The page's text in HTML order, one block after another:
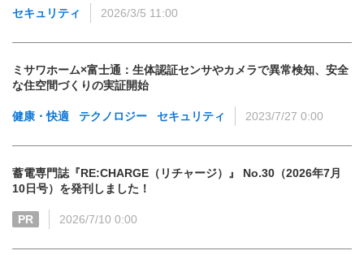
セキュリティ 2026/3/5 11:00
ミサワホーム×富士通：生体認証センサやカメラで異常検知、安全
な住空間づくりの実証開始
健康・快適 テクノロジー セキュリティ 2023/7/27 0:00
蓄電専門誌『RE:CHARGE（リチャージ）』 No.30（2026年7月
10日号）を発刊しました！
PR 2026/7/10 0:00